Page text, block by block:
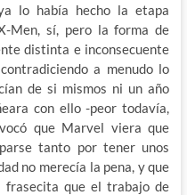
lo había hecho la etapa
Men, sí, pero la forma de
distinta e inconsecuente
a menudo lo
de si mismos ni un año
con ello -peor todavía,
que Marvel viera que
tanto por tener unos
no merecía la pena, y que
frasecita que el trabajo de